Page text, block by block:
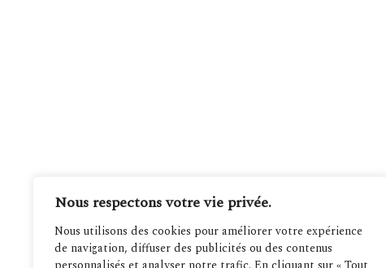
Nous respectons votre vie privée.
Nous utilisons des cookies pour améliorer votre expérience
de navigation, diffuser des publicités ou des contenus